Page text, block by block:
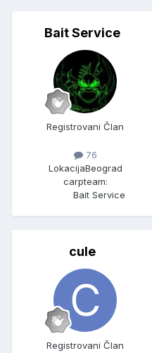
Bait Service
Registrovani Član
76
LokacijaBeograd
carpteam:
Bait Service
cule
Registrovani Član